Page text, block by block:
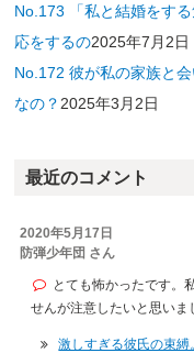
No.173 「私と結婚をす
応をするの2025年7月2日
No.172 彼が私の家族と
なの？ 2025年3月2日
最近のコメント
2020年5月17日
防弾少年団 さん
とても怖かったです。
せんが注意したいと思いま
激しすぎる彼氏の束